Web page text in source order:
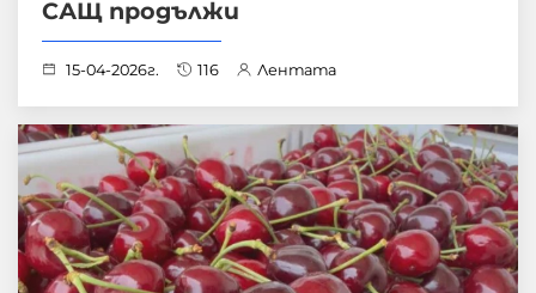
САЩ продължи
15-04-2026г. 116 Лентата